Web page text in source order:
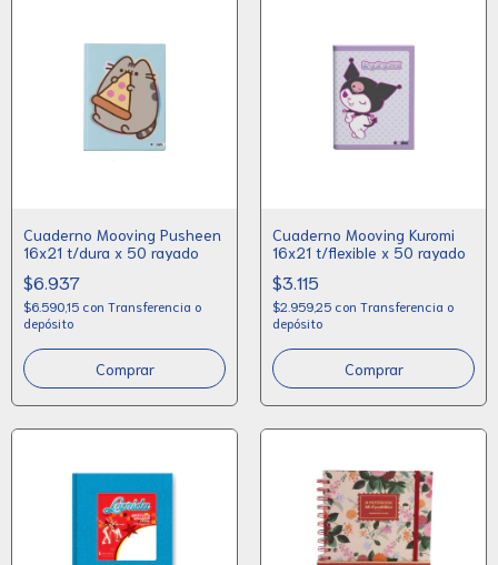
Cuaderno Mooving Pusheen
16x21 t/dura x 50 rayado
$6.937
$6.590,15 con Transferencia o
depósito
Cuaderno Mooving Kuromi
16x21 t/flexible x 50 rayado
$3.115
$2.959,25 con Transferencia o
depósito